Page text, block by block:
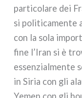
par­ti­co­la­re dei
si poli­ti­ca­men­te
con la sola
fine l’Iran si è
essen­zial­men­te
in Siria con gli